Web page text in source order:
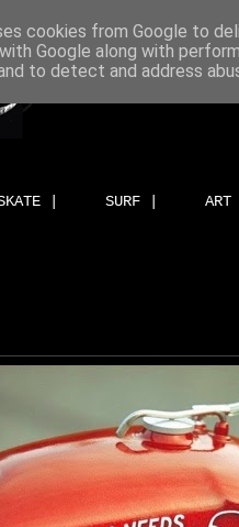
| SURF |
cookies from Google to
Google along with
to detect and address